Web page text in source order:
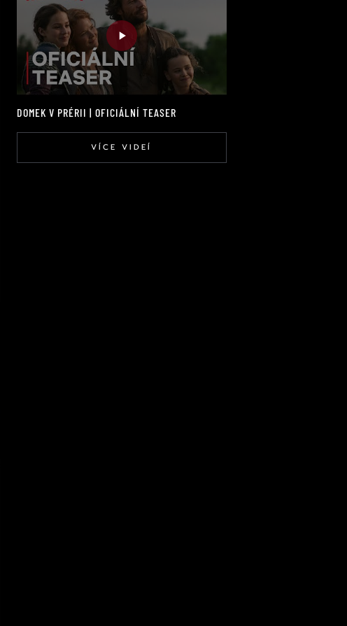
DOMEK V PRÉRII | OFICIÁLNÍ TEASER
VÍCE VIDEÍ